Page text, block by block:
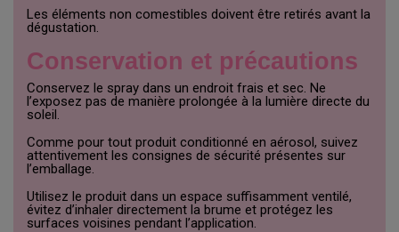
Les éléments non comestibles doivent être retirés avant la
dégustation.
Conservation et précautions
Conservez le spray dans un endroit frais et sec. Ne
l’exposez pas de manière prolongée à la lumière directe du
soleil.
Comme pour tout produit conditionné en aérosol, suivez
attentivement les consignes de sécurité présentes sur
l’emballage.
Utilisez le produit dans un espace suffisamment ventilé,
évitez d’inhaler directement la brume et protégez les
surfaces voisines pendant l’application.